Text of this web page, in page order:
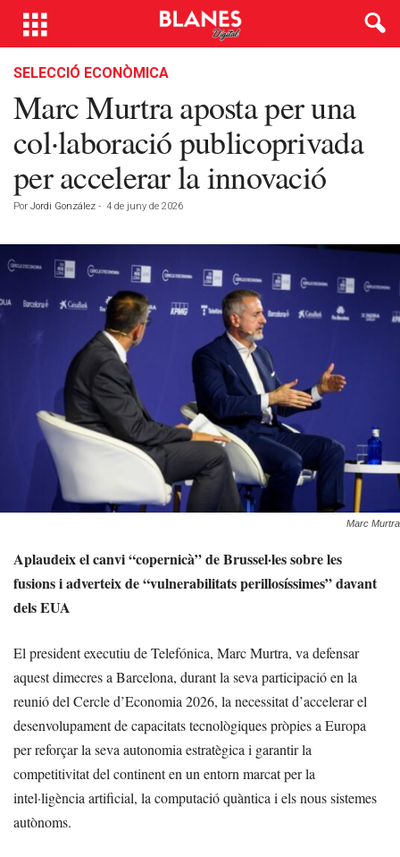
SELECCIÓ ECONÒMICA
Marc Murtra aposta per una
col·laboració publicoprivada
per accelerar la innovació
Por Jordi González - 4 de juny de 2026
Marc Murtra
Aplaudeix el canvi “copernicà” de Brussel·les sobre les
fusions i adverteix de “vulnerabilitats perillosíssimes” davant
dels EUA
El president executiu de Telefónica, Marc Murtra, va defensar
aquest dimecres a Barcelona, durant la seva participació en la
reunió del Cercle d’Economia 2026, la necessitat d’accelerar el
desenvolupament de capacitats tecnològiques pròpies a Europa
per reforçar la seva autonomia estratègica i garantir la
competitivitat del continent en un entorn marcat per la
intel·ligència artificial, la computació quàntica i els nous sistemes
autònoms.